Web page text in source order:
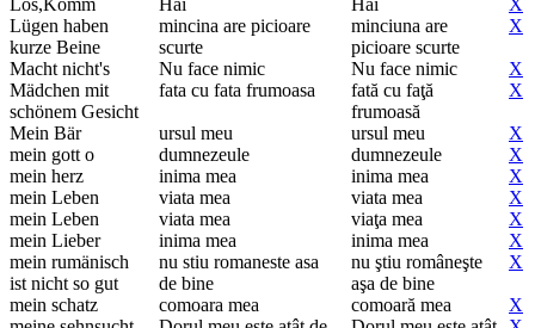
Los,Komm
Hai Hai
X
Lügen haben
kurze Beine
mincina are picioare
scurte
minciuna are
picioare scurte
X
Macht nicht's Nu face nimic Nu face nimic
X
Mädchen mit
schönem Gesicht
fata cu fata frumoasa
fată cu faţă
frumoasă
X
Mein Bär ursul meu ursul meu
X
mein gott o
dumnezeule dumnezeule
X
mein herz
inima mea inima mea
X
mein Leben
viata mea viata mea
X
mein Leben
viata mea viaţa mea
X
mein Lieber
inima mea inima mea
X
mein rumänisch
ist nicht so gut
nu stiu romaneste asa
de bine
nu ştiu româneşte
aşa de bine
X
mein schatz comoara mea comoară mea
X